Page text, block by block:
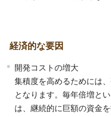
経済的な要因
開発コストの増大
集積度を高めるためには
となります。毎年倍増と
は、継続的に巨額の資金